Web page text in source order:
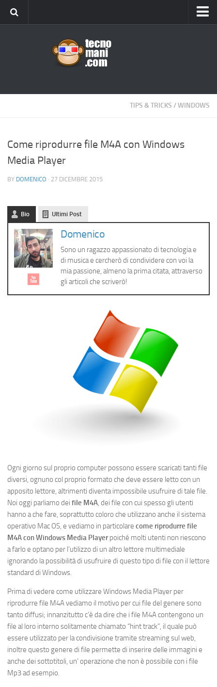
Cellulari
Gadget
Recensioni
Privacy
Cerca
TIPS & TRICKS /WINDOWS
Come riprodurre file M4A con Windows
Media Player
BY DOMENICO · 27 DICEMBRE 2015
Bio Ultimi Post
Domenico
Sono un ragazzo appassionato di tecnologia e
di musica e cercherò di condividere con voi la
mia passione, almeno la prima citata, attraverso
gli articoli che scriverò!
Ogni giorno sul proprio computer possono essere scaricati tanti file
diversi, ognuno col proprio formato che deve essere letto con un
apposito lettore, altrimenti diventa impossibile usufruire di tale file.
Noi oggi parliamo dei file M4A, dei file con cui spesso gli utenti
hanno a che fare, soprattutto coloro che utilizzano anche il sistema
operativo Mac OS, e vediamo in particolare come riprodurre file
M4A con Windows Media Playerpoiché molti utenti non riescono
a farlo e optano per l’utilizzo di un altro lettore multimediale
ignorando la possibilità di usufruire di questo tipo di file con il lettore
standard di Windows.
Prima di vedere come utilizzare Windows Media Player per
riprodurre file M4A vediamo il motivo per cui file del genere sono
tanto diffusi; innanzitutto c’è da dire che i file M4A contengono un
file al loro interno solitamente chiamato “hint track”, il quale può
essere utilizzato per la condivisione tramite streaming sul web,
inoltre questo genere di file permette di inserire delle immagini e
anche dei sottotitoli, un’ operazione che non è possibile con i file
Mp3 ad esempio.